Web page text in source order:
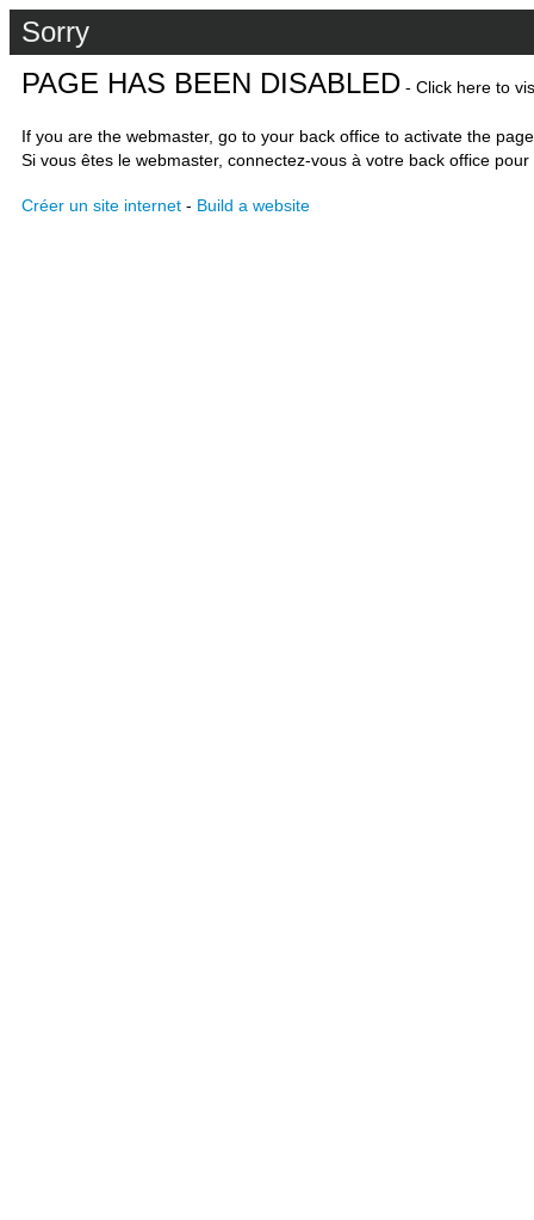
Sorry
PAGE HAS BEEN DISABLED - Click here to
If you are the webmaster, go to your back office to activate the
Si vous êtes le webmaster, connectez-vous à votre back office
Créer un site internet - Build a website